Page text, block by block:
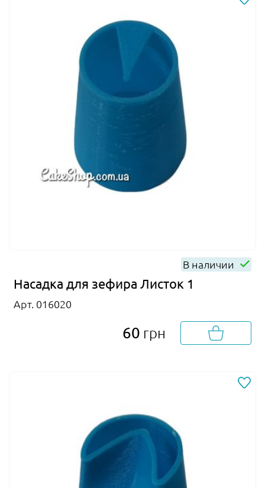
В наличии
Насадка для зефира Листок 1
Арт. 016020
60 грн